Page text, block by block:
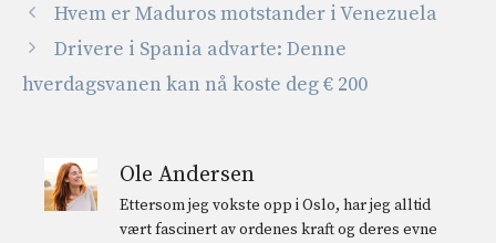
Hvem er Maduros motstander i Venezuela
Drivere i Spania advarte: Denne
hverdagsvanen kan nå koste deg € 200
Ole Andersen
Ettersom jeg vokste opp i Oslo, har jeg alltid
vært fascinert av ordenes kraft og deres evne